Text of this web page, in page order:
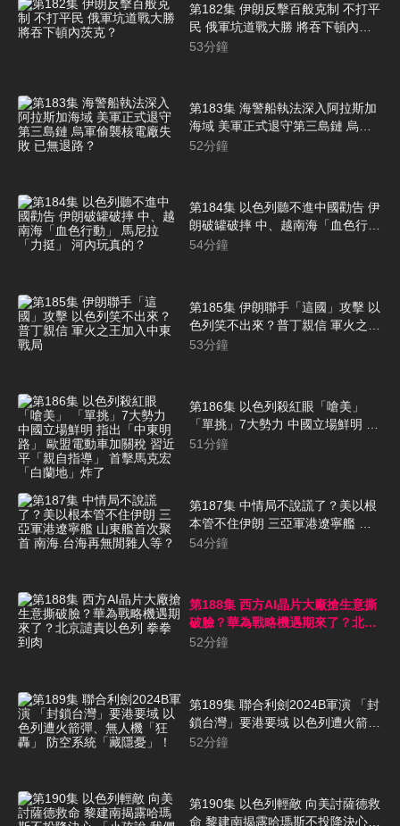
第182集 伊朗反擊百般克制 不打平
民 俄軍坑道戰大勝 將吞下頓內茨
克？
53分鐘
第183集 海警船執法深入阿拉斯加
海域 美軍正式退守第三島鏈 烏軍
偷襲核電廠失敗 已無退路？
52分鐘
第184集 以色列聽不進中國勸告 伊
朗破罐破摔 中、越南海「血色行
動」 馬尼拉「力挺」 河內玩真
54分鐘
第185集 伊朗聯手「這國」攻擊 以
色列笑不出來？普丁親信 軍火之王
加入中東戰局
53分鐘
第186集 以色列殺紅眼「嗆美」
「單挑」7大勢力 中國立場鮮明 指
出「中東明路」 歐盟電動車加關稅
51分鐘
第187集 中情局不說謊了？美以根
本管不住伊朗 三亞軍港遼寧艦 山
東艦首次聚首 南海.台海再無閒雜
54分鐘
第188集 西方AI晶片大廠搶生意撕
破臉？華為戰略機遇期來了？北京
譴責以色列 拳拳到肉
52分鐘
第189集 聯合利劍2024B軍演 「封
鎖台灣」要港要域 以色列遭火箭
彈、無人機「狂轟」 防空系統「藏
52分鐘
第190集 以色列輕敵 向美討薩德救
命 黎建南揭露哈瑪斯不投降決心